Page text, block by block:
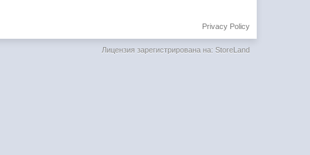
Privacy Policy
Лицензия зарегистрирована на: StoreLand